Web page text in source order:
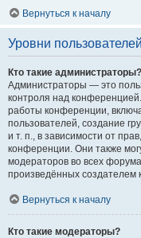
Вернуться к началу
Уровни
Кто такие администраторы?
Администраторы — это
контроля над
работы конференции,
пользователей, создание
и т. п., в зависимости от
конференции. Они также
модераторов во всех
произведённых создателем
Вернуться к началу
Кто такие модераторы?